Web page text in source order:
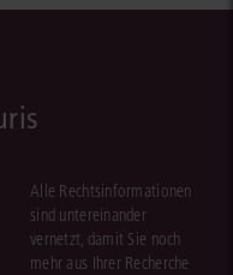
Alle Rechtsinformationen
sind untereinander
vernetzt, damit Sie noch
mehr aus Ihrer Recherche